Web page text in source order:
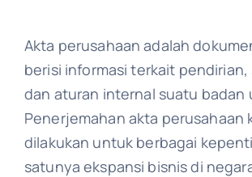
Akta perusahaan adalah
berisi informasi terkait pendirian,
dan aturan internal suatu badan
Penerjemahan akta perusahaan
dilakukan untuk berbagai
satunya ekspansi bisnis di